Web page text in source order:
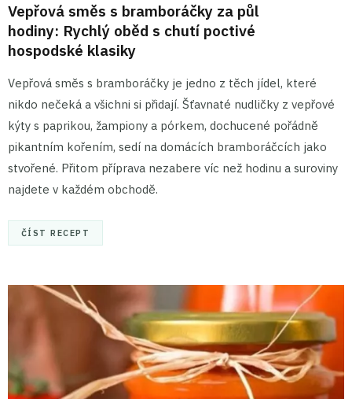
Vepřová směs s bramboráčky za půl
hodiny: Rychlý oběd s chutí poctivé
hospodské klasiky
Vepřová směs s bramboráčky je jedno z těch jídel, které
nikdo nečeká a všichni si přidají. Šťavnaté nudličky z vepřové
kýty s paprikou, žampiony a pórkem, dochucené pořádně
pikantním kořením, sedí na domácích bramboráčcích jako
stvořené. Přitom příprava nezabere víc než hodinu a suroviny
najdete v každém obchodě.
ČÍST RECEPT